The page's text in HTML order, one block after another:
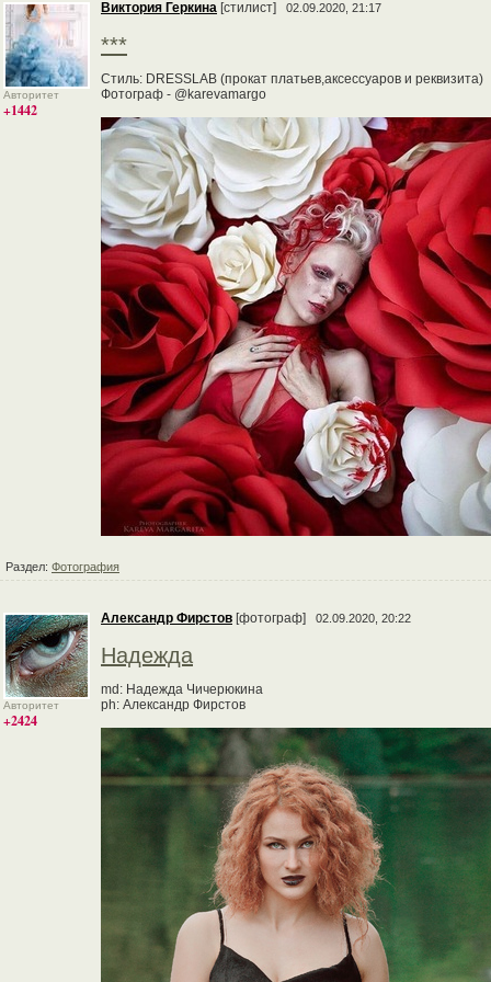
Авторитет
+1442
Виктория Геркина [стилист] 02.09.2020, 21:17
***
Стиль: DRESSLAB (прокат платьев,аксессуаров и реквизита)
Фотограф - @karevamargo
Раздел: Фотография
Авторитет
+2424
Александр Фирстов [фотограф] 02.09.2020, 20:22
Надежда
md: Надежда Чичерюкина
ph: Александр Фирстов